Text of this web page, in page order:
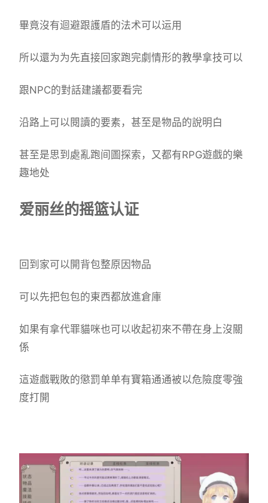
畢竟沒有迴避跟護盾的法术可以运用
所以還为为先直接回家跑完劇情形的教學拿技可以
跟NPC的對話建議都要看完
沿路上可以閱讀的要素，甚至是物品的說明白
甚至是思到處亂跑间圖探索，又都有RPG遊戲的樂
趣地处
爱丽丝的摇篮认证
回到家可以開背包整原因物品
可以先把包包的東西都放進倉庫
如果有拿代罪貓咪也可以收起初來不帶在身上沒關
係
這遊戲戰敗的懲罰单单有寶箱通通被以危險度零強
度打開